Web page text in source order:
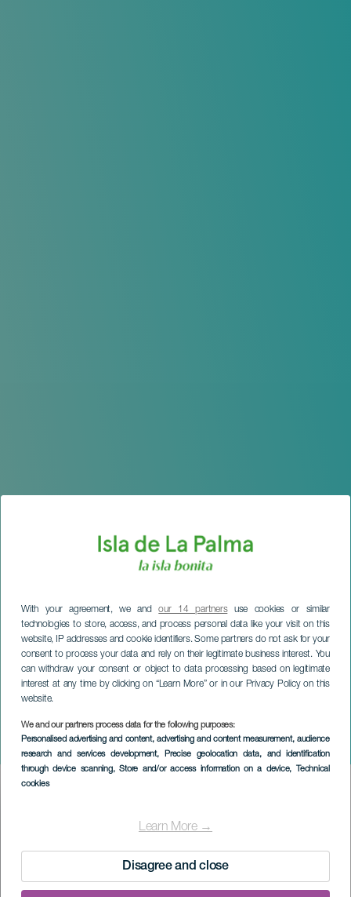
With your agreement, we andour 14 partnersuse cookies or similar
technologies to store, access, and process personal data like your visit on this
website, IP addresses and cookie identifiers. Some partners do not ask for your
consent to process your data and rely on their legitimate business interest. You
can withdraw your consent or object to data processing based on legitimate
interest at any time by clicking on “Learn More” or in our Privacy Policy on this
website.
We and our partners process data for the following purposes:
Personalised advertising and content, advertising and content measurement, audience
research and services development, Precise geolocation data, and identification
through device scanning, Store and/or access information on a device, Technical
cookies
Learn More →
Disagree and close
Uroczystości San Pedro
Apóstol
LA PALMA
Imagen